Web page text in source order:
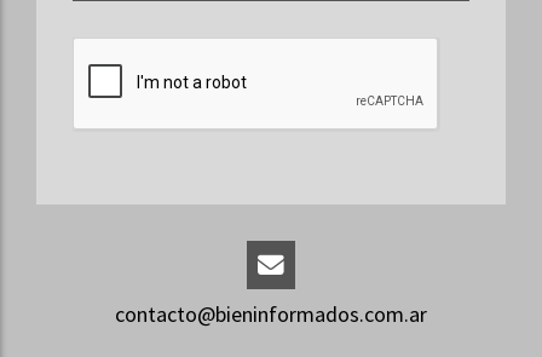
contacto@bieninformados.com.ar